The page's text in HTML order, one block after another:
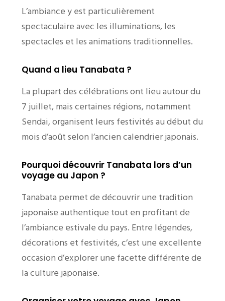
L’ambiance y est particulièrement
spectaculaire avec les illuminations, les
spectacles et les animations traditionnelles.
Quand a lieu Tanabata ?
La plupart des célébrations ont lieu autour du
7 juillet, mais certaines régions, notamment
Sendai, organisent leurs festivités au début du
mois d’août selon l’ancien calendrier japonais.
Pourquoi découvrir Tanabata lors d’un
voyage au Japon ?
Tanabata permet de découvrir une tradition
japonaise authentique tout en profitant de
l’ambiance estivale du pays. Entre légendes,
décorations et festivités, c’est une excellente
occasion d’explorer une facette différente de
la culture japonaise.